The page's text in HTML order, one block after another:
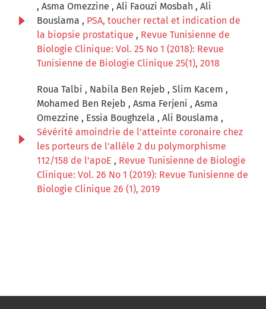
, Asma Omezzine , Ali Faouzi Mosbah , Ali
Bouslama , PSA, toucher rectal et indication de
la biopsie prostatique , Revue Tunisienne de
Biologie Clinique: Vol. 25 No 1 (2018): Revue
Tunisienne de Biologie Clinique 25(1), 2018
Roua Talbi , Nabila Ben Rejeb , Slim Kacem ,
Mohamed Ben Rejeb , Asma Ferjeni , Asma
Omezzine , Essia Boughzela , Ali Bouslama ,
Sévérité amoindrie de l'atteinte coronaire chez
les porteurs de l'allèle 2 du polymorphisme
112/158 de l'apoE , Revue Tunisienne de Biologie
Clinique: Vol. 26 No 1 (2019): Revue Tunisienne de
Biologie Clinique 26 (1), 2019